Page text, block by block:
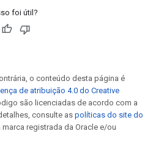
foi útil?
o conteúdo desta página é
de atribuição 4.0 do Creative
são licenciadas de acordo com a
consulte as políticas do site do
marca registrada da Oracle e/ou